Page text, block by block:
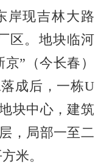
现吉林大路
区。地块临河
”（今长春）
成后，一栋U
块中心，建筑
，局部一至二
米。